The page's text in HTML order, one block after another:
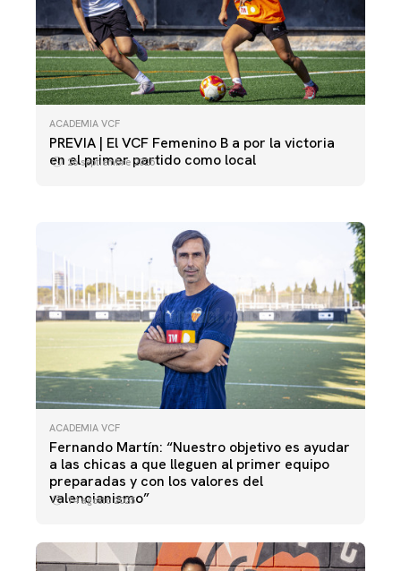
ACADEMIA VCF
PREVIA | El VCF Femenino B a por la victoria
en el primer partido como local
26 septiembre 2025
ACADEMIA VCF
VCF Femenino B | Entrenamiento
ACADEMIA VCF
Fernando Martín: “Nuestro objetivo es ayudar
a las chicas a que lleguen al primer equipo
preparadas y con los valores del
valencianismo”
14 agosto 2025